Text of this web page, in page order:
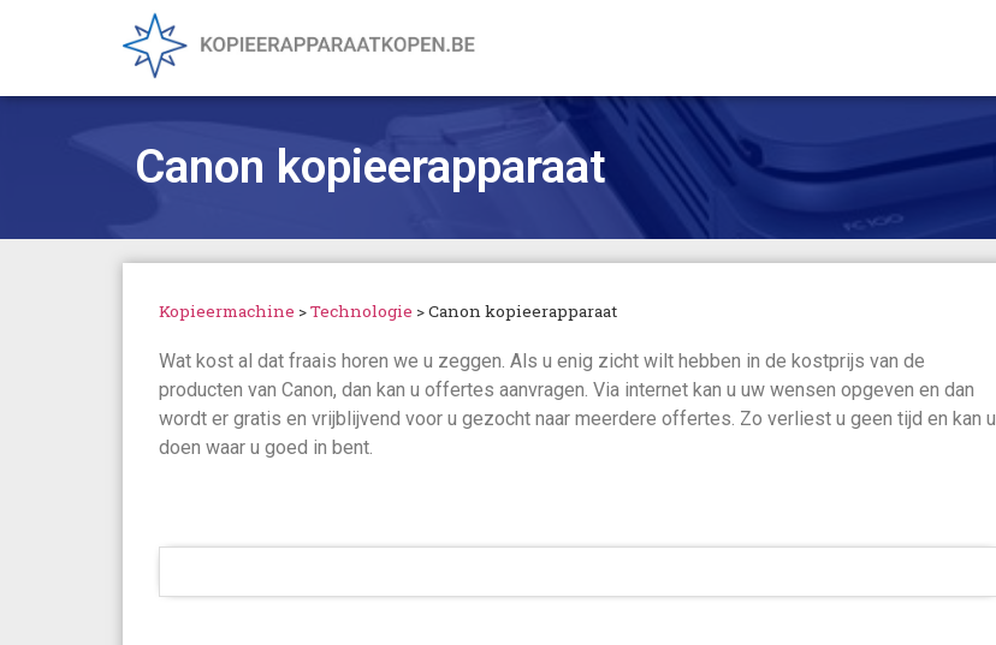
Canon kopieerapparaat
Kopieermachine >Technologie >Canon kopieerapparaat
Wat kost al dat fraais horen we u zeggen. Als u enig zicht wilt hebben in de kostprijs van de
producten van Canon, dan kan u offertes aanvragen. Via internet kan u uw wensen opgeven en dan
wordt er gratis en vrijblijvend voor u gezocht naar meerdere offertes. Zo verliest u geen tijd en kan u
doen waar u goed in bent.